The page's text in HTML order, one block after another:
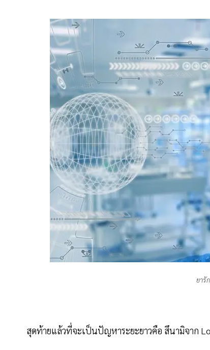
ยารั
สุดท้ายแล้วที่จะเป็นปัญหาระยะยาวคือ สึนามิจาก